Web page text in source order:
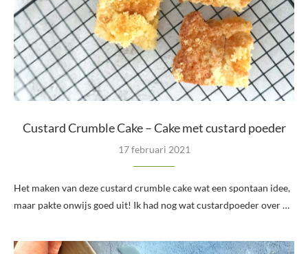
Custard Crumble Cake – Cake met custard poeder
17 februari 2021
Het maken van deze custard crumble cake wat een spontaan idee,
maar pakte onwijs goed uit! Ik had nog wat custardpoeder over …